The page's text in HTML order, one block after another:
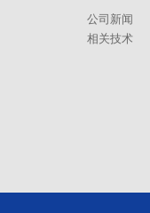
公司新闻
相关技术